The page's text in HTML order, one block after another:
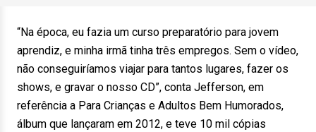
“Na época, eu fazia um curso preparatório para jovem
aprendiz, e minha irmã tinha três empregos. Sem o vídeo,
não conseguiríamos viajar para tantos lugares, fazer os
shows, e gravar o nosso CD”, conta Jefferson, em
referência a Para Crianças e Adultos Bem Humorados,
álbum que lançaram em 2012, e teve 10 mil cópias